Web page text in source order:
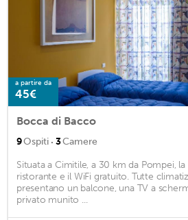
a partire da
45€
Bocca di Bacco
9Ospiti · 3Camere
Situata a Cimitile, a 30 km da Pompei,
ristorante e il WiFi gratuito. Tutte
presentano un balcone, una TV a
privato munito ...